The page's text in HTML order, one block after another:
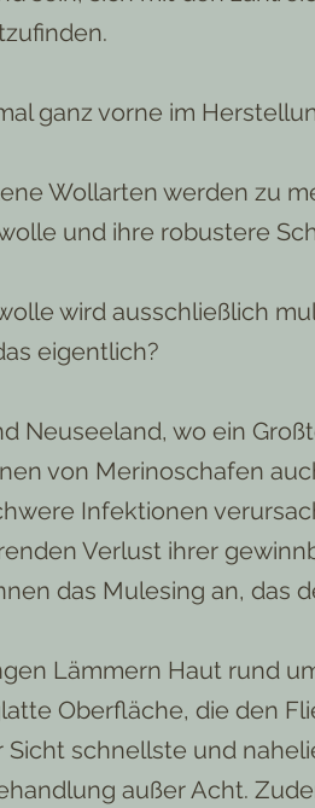
ganz vorne im
Wollarten werden zu
und ihre robustere
wird ausschließlich
eigentlich?
Neuseeland, wo ein
von Merinoschafen
Infektionen
Verlust ihrer
das Mulesing an, das
Lämmern Haut rund
Oberfläche, die den
schnellste und
außer Acht.